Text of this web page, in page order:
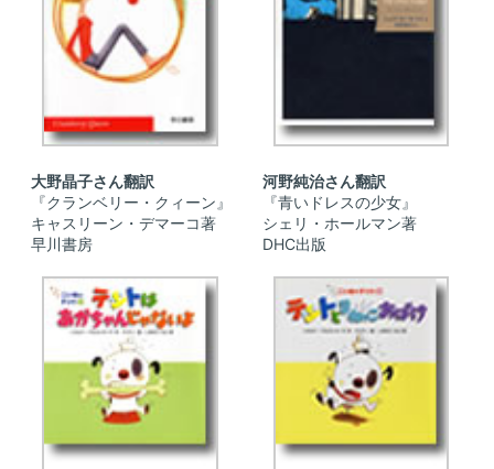
大野晶子さん翻訳
『クランベリー・クィーン』
キャスリーン・デマーコ著
早川書房
河野純治さん翻訳
『青いドレスの少女』
シェリ・ホールマン著
DHC出版